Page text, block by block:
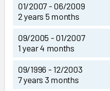
01/2007 - 06/2009
2 years 5 months
09/2005 - 01/2007
1 year 4 months
09/1996 - 12/2003
7 years 3 months